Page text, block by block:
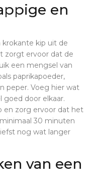
en
kip uit de
zorgt ervoor dat de
een mengsel van
paprikapoeder,
peper. Voeg hier wat
door elkaar.
en zorg ervoor dat het
30 minuten
nog wat langer
van een